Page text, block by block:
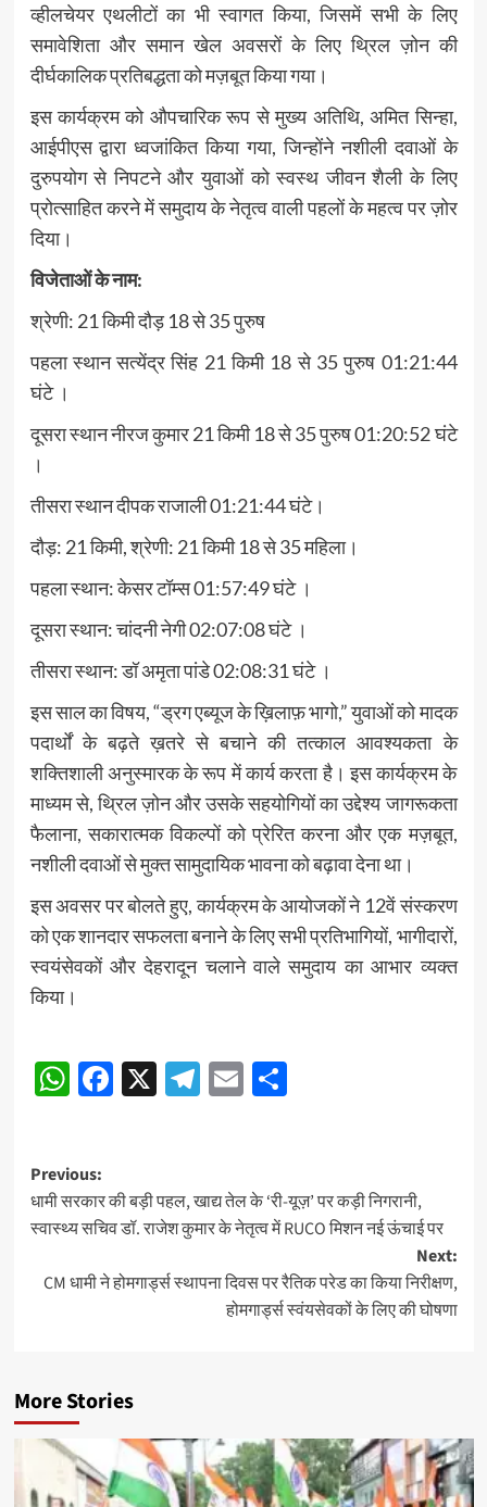
व्हीलचेयर एथलीटों का भी स्वागत किया, जिसमें सभी के लिए
समावेशिता और समान खेल अवसरों के लिए थ्रिल ज़ोन की
दीर्घकालिक प्रतिबद्धता को मज़बूत किया गया।
इस कार्यक्रम को औपचारिक रूप से मुख्य अतिथि, अमित सिन्हा,
आईपीएस द्वारा ध्वजांकित किया गया, जिन्होंने नशीली दवाओं के
दुरुपयोग से निपटने और युवाओं को स्वस्थ जीवन शैली के लिए
प्रोत्साहित करने में समुदाय के नेतृत्व वाली पहलों के महत्व पर ज़ोर
दिया।
विजेताओं के नाम:
श्रेणी: 21 किमी दौड़ 18 से 35 पुरुष
पहला स्थान सत्येंद्र सिंह 21 किमी 18 से 35 पुरुष 01:21:44
घंटे ।
दूसरा स्थान नीरज कुमार 21 किमी 18 से 35 पुरुष 01:20:52 घंटे
।
तीसरा स्थान दीपक राजाली 01:21:44 घंटे।
दौड़: 21 किमी, श्रेणी: 21 किमी 18 से 35 महिला।
पहला स्थान: केसर टॉम्स 01:57:49 घंटे ।
दूसरा स्थान: चांदनी नेगी 02:07:08 घंटे ।
तीसरा स्थान: डॉ अमृता पांडे 02:08:31 घंटे ।
इस साल का विषय, “ड्रग एब्यूज के ख़िलाफ़ भागो,” युवाओं को मादक
पदार्थों के बढ़ते ख़तरे से बचाने की तत्काल आवश्यकता के
शक्तिशाली अनुस्मारक के रूप में कार्य करता है। इस कार्यक्रम के
माध्यम से, थ्रिल ज़ोन और उसके सहयोगियों का उद्देश्य जागरूकता
फैलाना, सकारात्मक विकल्पों को प्रेरित करना और एक मज़बूत,
नशीली दवाओं से मुक्त सामुदायिक भावना को बढ़ावा देना था।
इस अवसर पर बोलते हुए, कार्यक्रम के आयोजकों ने 12वें संस्करण
को एक शानदार सफलता बनाने के लिए सभी प्रतिभागियों, भागीदारों,
स्वयंसेवकों और देहरादून चलाने वाले समुदाय का आभार व्यक्त
किया।
Post
navigation
WhatsApp
Facebook
X Telegram
EmailShare
Post
navigation
Previous:
धामी सरकार की बड़ी पहल, खाद्य तेल के ‘री-यूज़’ पर कड़ी निगरानी,
स्वास्थ्य सचिव डॉ. राजेश कुमार के नेतृत्व में RUCO मिशन नई ऊंचाई पर
Next:
CM धामी ने होमगार्ड्स स्थापना दिवस पर रैतिक परेड का किया निरीक्षण,
होमगार्ड्स स्वंयसेवकों के लिए की घोषणा
More Stories